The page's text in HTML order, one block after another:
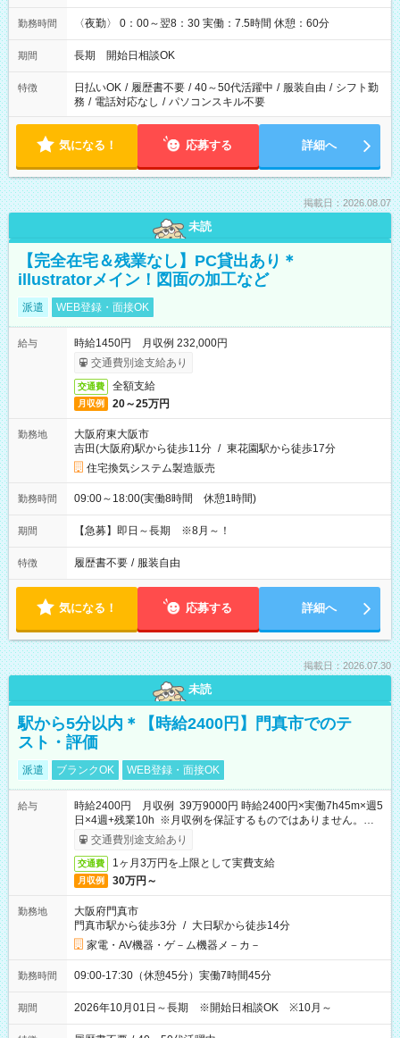
勤務時間 〈夜勤〉 0：00～翌8：30 実働：7.5時間 休憩：60分
期間 長期 開始日相談OK
特徴 日払いOK / 履歴書不要 / 40～50代活躍中 / 服装自由 / シフト勤
務 / 電話対応なし / パソコンスキル不要
気になる！ 応募する 詳細へ
掲載日：2026.08.07
未読
【完全在宅＆残業なし】PC貸出あり＊
illustratorメイン！図面の加工など
派遣 WEB登録・面接OK
給与
時給1450円 月収例 232,000円
交通費別途支給あり
交通費 全額支給
月収例 20～25万円
勤務地
大阪府東大阪市
吉田(大阪府)駅から徒歩11分 / 東花園駅から徒歩17分
住宅換気システム製造販売
勤務時間 09:00～18:00(実働8時間 休憩1時間)
期間 【急募】即日～長期 ※8月～！
特徴 履歴書不要 / 服装自由
気になる！ 応募する 詳細へ
掲載日：2026.07.30
未読
駅から5分以内＊【時給2400円】門真市でのテ
スト・評価
派遣 ブランクOK WEB登録・面接OK
給与
時給2400円 月収例 39万9000円 時給2400円×実働7h45m×週5
日×4週+残業10h ※月収例を保証するものではありません。※給
与即受取りサービス利用可（利用条件有）
交通費別途支給あり
交通費 1ヶ月3万円を上限として実費支給
月収例 30万円～
勤務地
大阪府門真市
門真市駅から徒歩3分 / 大日駅から徒歩14分
家電・AV機器・ゲ－ム機器メ－カ－
勤務時間 09:00-17:30（休憩45分）実働7時間45分
期間 2026年10月01日～長期 ※開始日相談OK ※10月～